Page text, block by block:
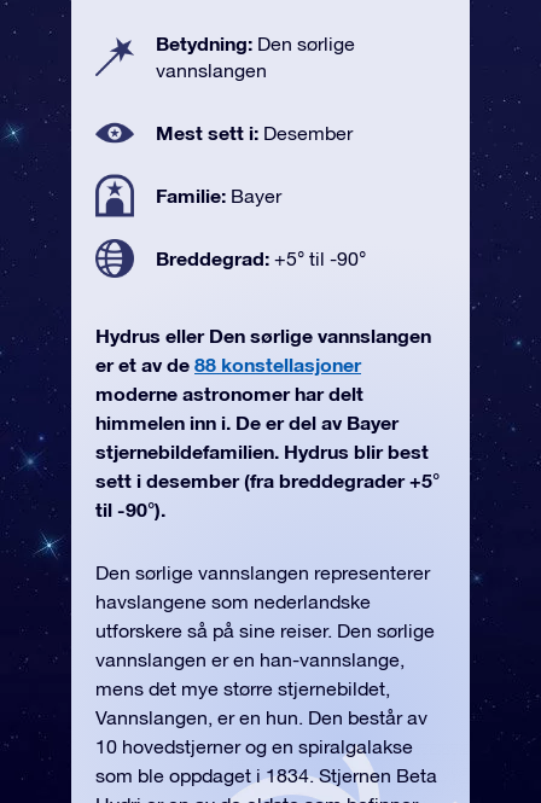
Betydning: Den sørlige
vannslangen
Mest sett i: Desember
Familie: Bayer
Breddegrad: +5° til -90°
Hydrus eller Den sørlige vannslangen
er et av de 88 konstellasjoner
moderne astronomer har delt
himmelen inn i. De er del av Bayer
stjernebildefamilien. Hydrus blir best
sett i desember (fra breddegrader +5°
til -90°).
Den sørlige vannslangen representerer
havslangene som nederlandske
utforskere så på sine reiser. Den sørlige
vannslangen er en han-vannslange,
mens det mye større stjernebildet,
Vannslangen, er en hun. Den består av
10 hovedstjerner og en spiralgalakse
som ble oppdaget i 1834. Stjernen Beta